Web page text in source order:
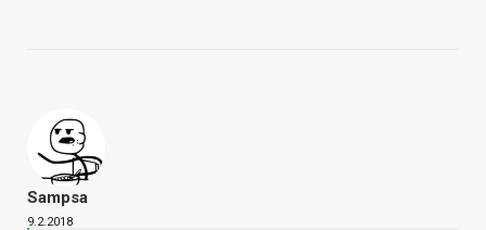
Sampsa
9.2.2018